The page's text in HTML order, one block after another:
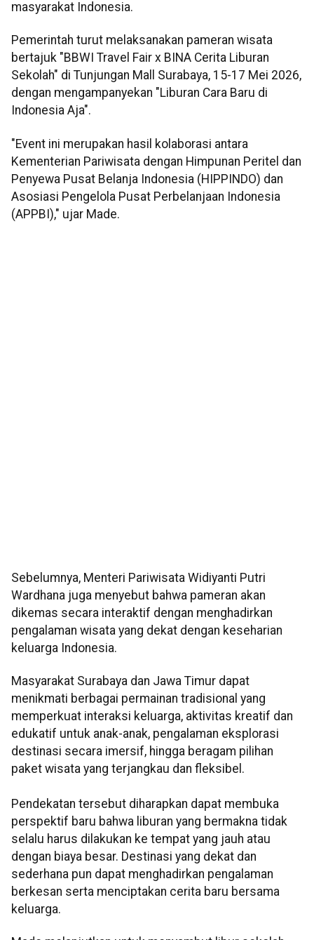
masyarakat Indonesia.
Pemerintah turut melaksanakan pameran wisata
bertajuk "BBWI Travel Fair x BINA Cerita Liburan
Sekolah" di Tunjungan Mall Surabaya, 15-17 Mei 2026,
dengan mengampanyekan "Liburan Cara Baru di
Indonesia Aja".
"Event ini merupakan hasil kolaborasi antara
Kementerian Pariwisata dengan Himpunan Peritel dan
Penyewa Pusat Belanja Indonesia (HIPPINDO) dan
Asosiasi Pengelola Pusat Perbelanjaan Indonesia
(APPBI)," ujar Made.
Sebelumnya, Menteri Pariwisata Widiyanti Putri
Wardhana juga menyebut bahwa pameran akan
dikemas secara interaktif dengan menghadirkan
pengalaman wisata yang dekat dengan keseharian
keluarga Indonesia.
Masyarakat Surabaya dan Jawa Timur dapat
menikmati berbagai permainan tradisional yang
memperkuat interaksi keluarga, aktivitas kreatif dan
edukatif untuk anak-anak, pengalaman eksplorasi
destinasi secara imersif, hingga beragam pilihan
paket wisata yang terjangkau dan fleksibel.
Pendekatan tersebut diharapkan dapat membuka
perspektif baru bahwa liburan yang bermakna tidak
selalu harus dilakukan ke tempat yang jauh atau
dengan biaya besar. Destinasi yang dekat dan
sederhana pun dapat menghadirkan pengalaman
berkesan serta menciptakan cerita baru bersama
keluarga.